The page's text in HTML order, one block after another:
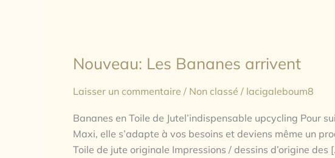
Nouveau: Les Bananes arrivent
Laisser un commentaire / Non classé / lacigaleboum8
Bananes en Toile de Jutel’indispensable upcycling Pour
Maxi, elle s’adapte à vos besoins et deviens même un
Toile de jute originale Impressions / dessins d’origine des
Nouveau:
Bananes